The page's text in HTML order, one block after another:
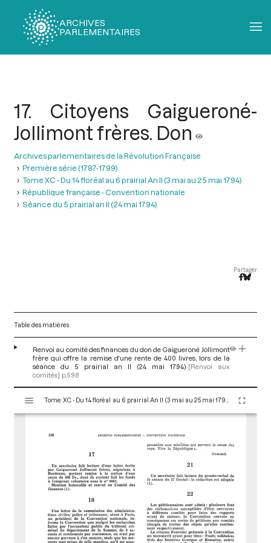
ARCHIVES
PARLEMENTAIRES
17. Citoyens Gaigueroné-
Jollimont frères. Don
Archives parlementaires de la Révolution Française
Première série (1787-1799)
Tome XC - Du 14 floréal au 6 prairial An II (3 mai au 25 mai 1794)
République française - Convention nationale
Séance du 5 prairial an II (24 mai 1794)
Partager
Table des matières
Renvoi au comité des finances du don de Gaigueroné Jollimont
frère qui offre la remise d'une rente de 400 livres, lors de la
séance du 5 prairial an II (24 mai 1794) [Renvoi aux
comités] p.598
s